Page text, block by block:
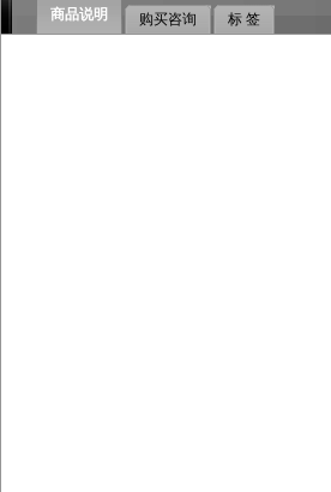
商品说明 购买咨询 标 签